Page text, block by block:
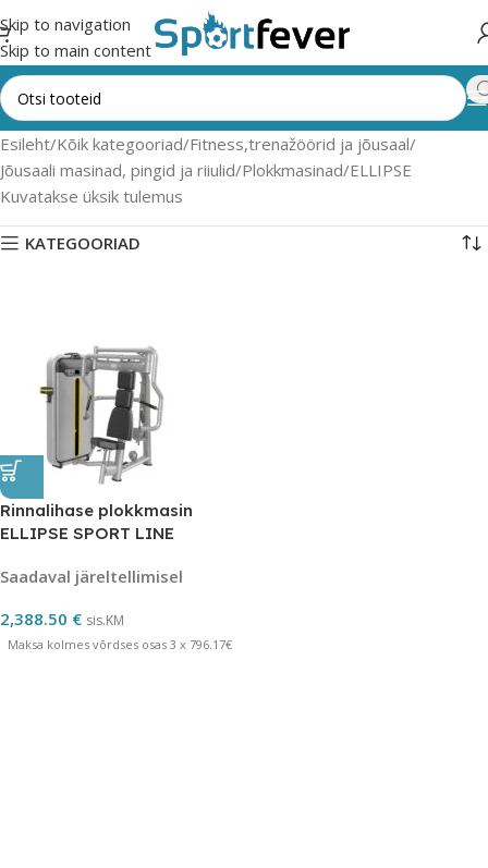
Skip to navigation
Skip to main content
Esileht Kõik kategooriad Fitness,trenažöörid ja jõusaal
Jõusaali masinad, pingid ja riiulid Plokkmasinad ELLIPSE
Kuvatakse üksik tulemus
KATEGOORIAD
Rinnalihase plokkmasin
ELLIPSE SPORT LINE
Saadaval järeltellimisel
2,388.50 € sis.KM
Maksa kolmes võrdses osas 3 x 796.17€